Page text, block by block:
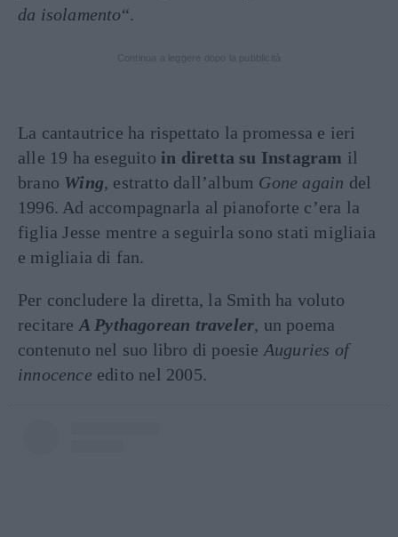
da isolamento“.
La cantautrice ha rispettato la promessa e ieri
alle 19 ha eseguito in diretta su Instagram il
brano Wing, estratto dall’album Gone again del
1996. Ad accompagnarla al pianoforte c’era la
figlia Jesse mentre a seguirla sono stati migliaia
e migliaia di fan.
Per concludere la diretta, la Smith ha voluto
recitare A Pythagorean traveler, un poema
contenuto nel suo libro di poesie Auguries of
innocence edito nel 2005.